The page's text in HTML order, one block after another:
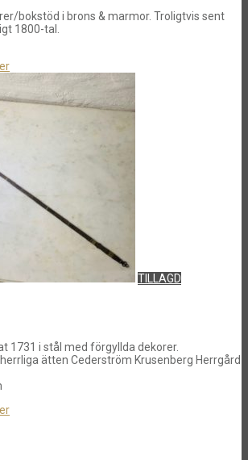
bokstöd i brons & marmor. Troligtvis sent
1800-tal.
TILLAGD
1731 i stål med förgyllda dekorer.
ätten Cederström Krusenberg Herrgård